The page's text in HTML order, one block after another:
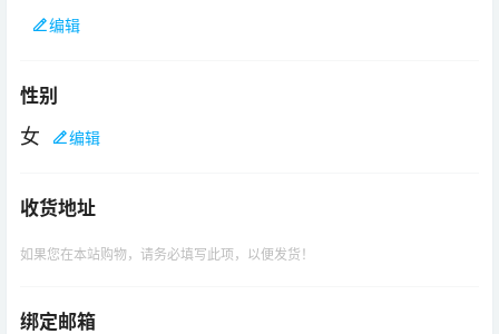
编辑
性别
女 编辑
收货地址
如果您在本站购物，请务必填写此项，以便发货！
绑定邮箱